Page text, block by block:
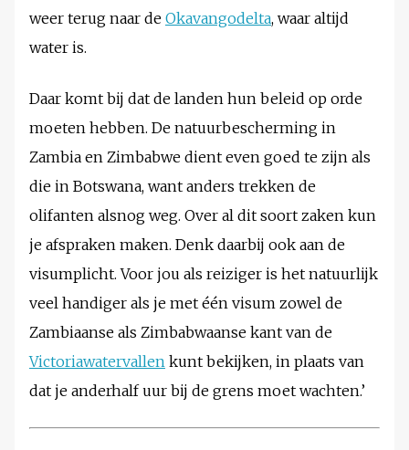
weer terug naar de Okavangodelta, waar altijd
water is.
Daar komt bij dat de landen hun beleid op orde
moeten hebben. De natuurbescherming in
Zambia en Zimbabwe dient even goed te zijn als
die in Botswana, want anders trekken de
olifanten alsnog weg. Over al dit soort zaken kun
je afspraken maken. Denk daarbij ook aan de
visumplicht. Voor jou als reiziger is het natuurlijk
veel handiger als je met één visum zowel de
Zambiaanse als Zimbabwaanse kant van de
Victoriawatervallen kunt bekijken, in plaats van
dat je anderhalf uur bij de grens moet wachten.’